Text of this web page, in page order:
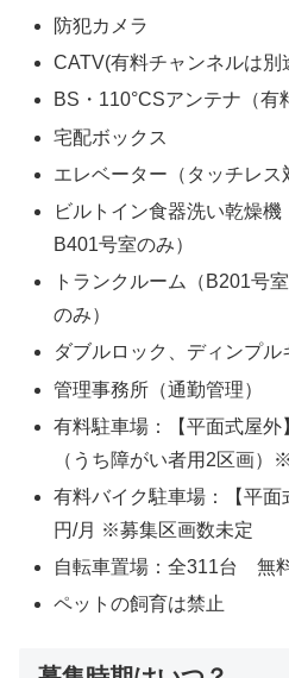
防犯カメラ
CATV(有料チャンネルは別
BS・110°CSアンテナ（有
宅配ボックス
エレベーター（タッチレス
ビルトイン食器洗い乾燥機
B401号室のみ）
トランクルーム（B201号
のみ）
ダブルロック、ディンプル
管理事務所（通勤管理）
有料駐車場：【平面式屋外
（うち障がい者用2区画）
有料バイク駐車場：【平
円/月 ※募集区画数未定
自転車置場：全311台 無
ペットの飼育は禁止